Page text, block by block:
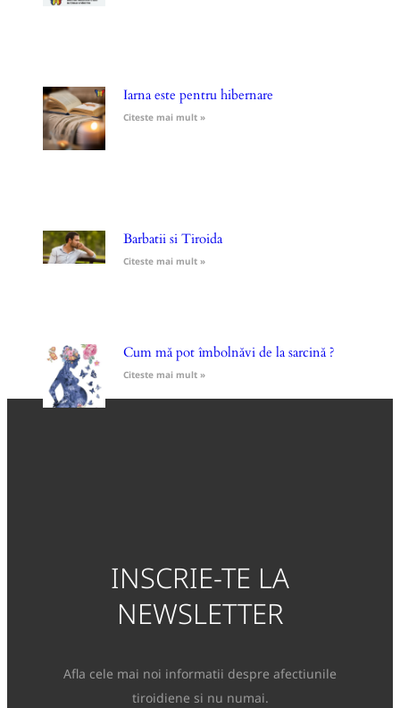
Iarna este pentru hibernare
Citeste mai mult »
Barbatii si Tiroida
Citeste mai mult »
Cum mă pot îmbolnăvi de la sarcină ?
Citeste mai mult »
INSCRIE-TE LA
NEWSLETTER
Afla cele mai noi informatii despre afectiunile
tiroidiene si nu numai.